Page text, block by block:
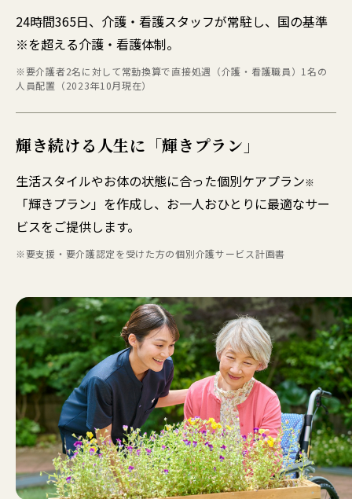
24時間365日、介護・看護スタッフが常駐し、国の基準
※を超える介護・看護体制。
※要介護者2名に対して常勤換算で直接処遇（介護・看護職員）1名の
人員配置（2023年10月現在）
輝き続ける人生に「輝きプラン」
生活スタイルやお体の状態に合った個別ケアプラン※
「輝きプラン」を作成し、お一人おひとりに最適なサー
ビスをご提供します。
※要支援・要介護認定を受けた方の個別介護サービス計画書